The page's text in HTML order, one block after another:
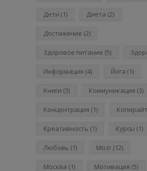
Дети (1) Диета (2)
Достижение (2)
Здоровое питание (5)
Информация (4) Йога (1)
Книги (3) Коммуникация (3)
Концентрация (1)
Креативность (1) Курсы (1)
Любовь (1) Мозг (12)
Москва (1) Мотивация (5)